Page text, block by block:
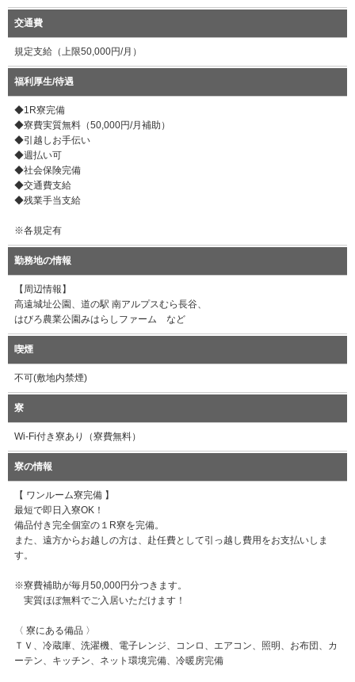
交通費
規定支給（上限50,000円/月）
福利厚生/待遇
◆1R寮完備
◆寮費実質無料（50,000円/月補助）
◆引越しお手伝い
◆週払い可
◆社会保険完備
◆交通費支給
◆残業手当支給
※各規定有
勤務地の情報
【周辺情報】
高遠城址公園、道の駅 南アルプスむら長谷、
はびろ農業公園みはらしファーム など
喫煙
不可(敷地内禁煙)
寮
Wi-Fi付き寮あり（寮費無料）
寮の情報
【 ワンルーム寮完備 】
最短で即日入寮OK！
備品付き完全個室の１R寮を完備。
また、遠方からお越しの方は、赴任費として引っ越し費用をお支払いしま
す。
※寮費補助が毎月50,000円分つきます。
実質ほぼ無料でご入居いただけます！
〈 寮にある備品 〉
ＴＶ、冷蔵庫、洗濯機、電子レンジ、コンロ、エアコン、照明、お布団、カ
ーテン、キッチン、ネット環境完備、冷暖房完備